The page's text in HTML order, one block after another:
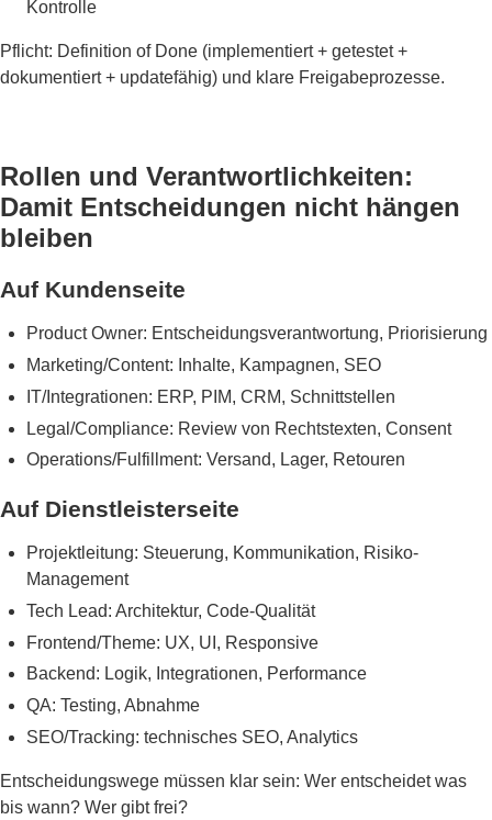
Kontrolle
Pflicht: Definition of Done (implementiert + getestet +
dokumentiert + updatefähig) und klare Freigabeprozesse.
Rollen und Verantwortlichkeiten:
Damit Entscheidungen nicht hängen
bleiben
Auf Kundenseite
Product Owner: Entscheidungsverantwortung, Priorisierung
Marketing/Content: Inhalte, Kampagnen, SEO
IT/Integrationen: ERP, PIM, CRM, Schnittstellen
Legal/Compliance: Review von Rechtstexten, Consent
Operations/Fulfillment: Versand, Lager, Retouren
Auf Dienstleisterseite
Projektleitung: Steuerung, Kommunikation, Risiko-
Management
Tech Lead: Architektur, Code-Qualität
Frontend/Theme: UX, UI, Responsive
Backend: Logik, Integrationen, Performance
QA: Testing, Abnahme
SEO/Tracking: technisches SEO, Analytics
Entscheidungswege müssen klar sein: Wer entscheidet was
bis wann? Wer gibt frei?